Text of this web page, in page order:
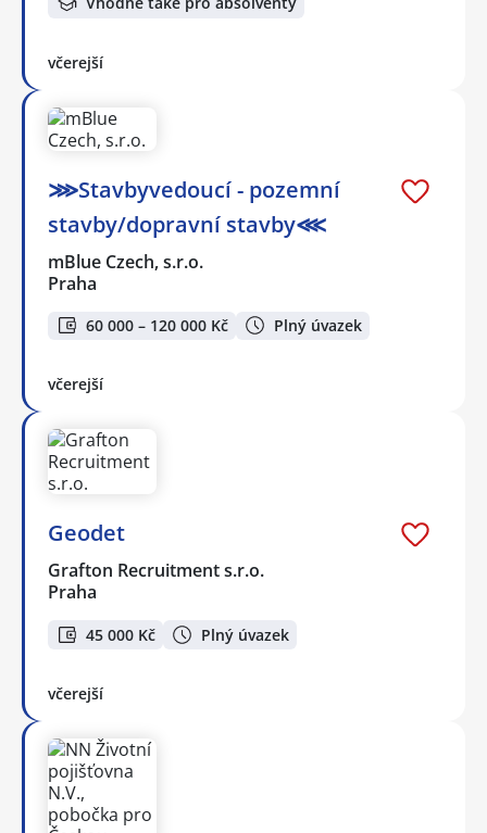
včerejší
⋙Stavbyvedoucí - pozemní
stavby/dopravní stavby⋘
mBlue Czech, s.r.o.
Praha
60 000 – 120 000 Kč Plný úvazek
včerejší
Geodet
Grafton Recruitment s.r.o.
Praha
45 000 Kč Plný úvazek
včerejší